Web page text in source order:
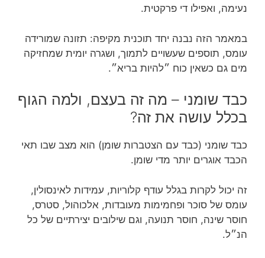
נעימה, ואפילו די פרקטית.
במאמר הזה נבנה יחד תוכנית מקיפה: תזונה שמורידה
עומס, תוספים שעשויים לתמוך, ושגרה יומית שמחזיקה
מים גם כשאין כוח ״להיות בריא״.
כבד שומני – מה זה בעצם, ולמה הגוף
בכלל עושה את זה?
כבד שומני (כבד עם הצטברות שומן) הוא מצב שבו תאי
הכבד אוגרים יותר מדי שומן.
זה יכול לקרות בגלל עודף קלוריות, עמידות לאינסולין,
עומס של סוכר ופחמימות מעובדות, אלכוהול, סטרס,
חוסר שינה, חוסר תנועה, וגם שילובים יצירתיים של כל
הנ״ל.